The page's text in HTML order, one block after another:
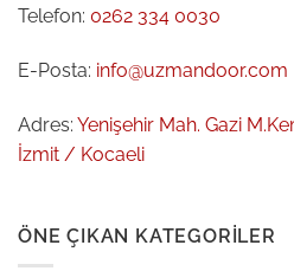
Telefon: 0262 334 0030
E-Posta: info@uzmandoor.com
Adres: Yenişehir Mah. Gazi
İzmit / Kocaeli
ÖNE ÇIKAN KATEGORILER